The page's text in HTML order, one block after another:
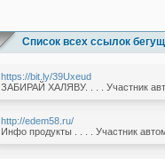
Список всех ссылок
https://bit.ly/39Uxeud
ЗАБИРАЙ ХАЛЯВУ. . . . Участник
http://edem58.ru/
Инфо продукты . . . . Участник